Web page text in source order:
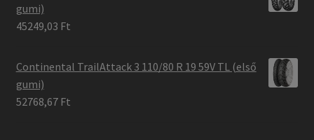
gumi)
45249,03 Ft
Continental TrailAttack 3 110/80 R 19 59V TL (első
gumi)
52768,67 Ft